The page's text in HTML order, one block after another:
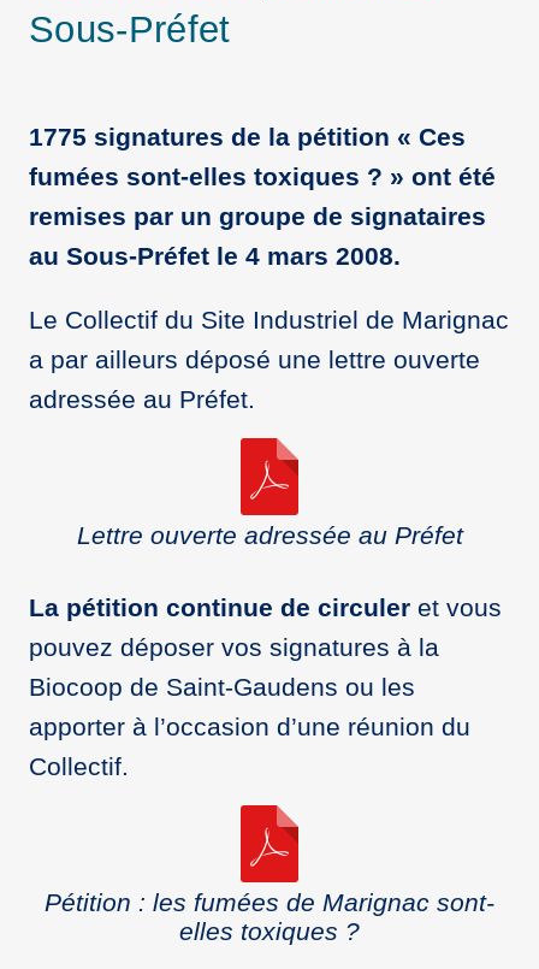
Sous-Préfet
1775 signatures de la pétition « Ces
fumées sont-elles toxiques ? » ont été
remises par un groupe de signataires
au Sous-Préfet le 4 mars 2008.
Le Collectif du Site Industriel de Marignac
a par ailleurs déposé une lettre ouverte
adressée au Préfet.
Lettre ouverte adressée au Préfet
La pétition continue de circuler et vous
pouvez déposer vos signatures à la
Biocoop de Saint-Gaudens ou les
apporter à l’occasion d’une réunion du
Collectif.
Pétition : les fumées de Marignac sont-
elles toxiques ?